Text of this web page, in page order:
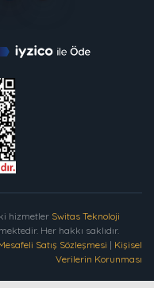
hizmetler Switas Teknoloji
Her hakkı saklıdır.
Satış Sözleşmesi | Kişisel
Verilerin Korunması